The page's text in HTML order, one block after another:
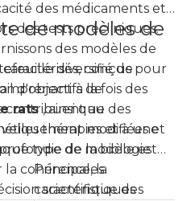
des médicaments et
des tests précliniques.
des modèles de
conçus pour
d'objectifs de
contribuent au
thérapies et à une
de la biologie
de modèles de
diversifié de
à la fois des
rats, ainsi que des
modifiées et
type de modèle est
cohérence, la
scientifique des
Principales
caractéristiques